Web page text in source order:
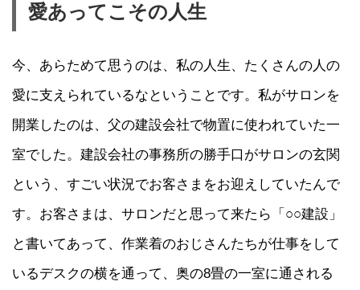
愛あってこその人生
今、あらためて思うのは、私の人生、たくさんの人の
愛に支えられているなということです。私がサロンを
開業したのは、父の建設会社で物置に使われていた一
室でした。建設会社の事務所の勝手口がサロンの玄関
という、すごい状況でお客さまをお迎えしていたんで
す。お客さまは、サロンだと思って来たら「○○建設」
と書いてあって、作業着のおじさんたちが仕事をして
いるデスクの横を通って、奥の8畳の一室に通される